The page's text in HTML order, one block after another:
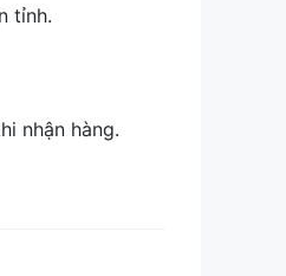
tỉnh.
nhận hàng.